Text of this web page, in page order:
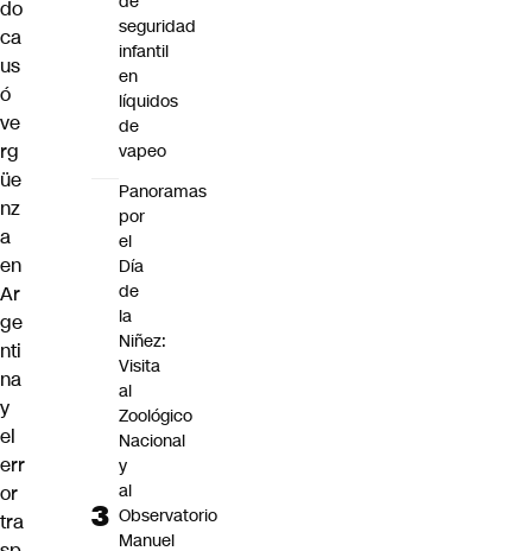
do
ca
us
ó
ve
rg
üe
nz
a
en
Ar
ge
nti
na
y
el
err
or
tra
seguridad
infantil
en
líquidos
de
vapeo
Panoramas
por
el
Día
de
la
Niñez:
Visita
al
Zoológico
Nacional
y
al
Observatorio
Manuel